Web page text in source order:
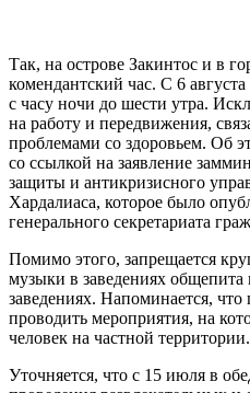
Так, на острове Закинтос и в
комендантский час. С 6
с часу ночи до шести утра.
на работу и передвижения,
проблемами со здоровьем. Об
со ссылкой на заявление
защиты и антикризисного
Хардалиаса, которое было
генерального секретариата
Помимо этого, запрещается
музыки в заведениях общепита
заведениях. Напоминается, что
проводить мероприятия, на
человек на частной территории.
Уточняется, что с 15 июля в